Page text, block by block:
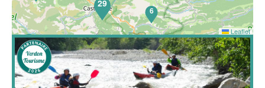
Scoprite il rafting e il kayak in un modo completamente
nuovo! Unitevi a me per un'avventura unica sull'acqua,
che combina esplorazione, relax e natura selvaggia!
6
65
29
Leaflet